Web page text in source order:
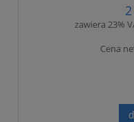
zawiera 23%
Cena